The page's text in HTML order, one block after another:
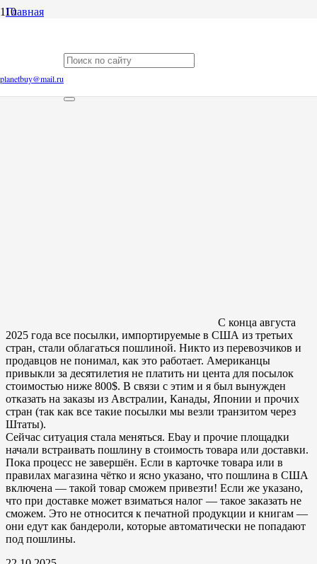
planetbuy@mail.ru
Главная
Актуальное про транзит посылок через
США
С конца августа
2025 года все посылки, импортируемые в США из третьих
стран, стали облагаться пошлиной. Никто из перевозчиков и
продавцов не понимал, как это работает. Американцы
привыкли за десятилетия не платить ни цента для посылок
стоимостью ниже 800$. В связи с этим и я был вынужден
отказать на заказы из Австралии, Канады, Японии и прочих
стран (так как все такие посылки мы везли транзитом через
Штаты).
Сейчас ситуация стала меняться. Ebay и прочие площадки
начали встраивать пошлину в стоимость товара или доставки.
Пока процесс не завершён. Если в карточке товара или в
правилах магазина чётко и ясно указано, что пошлина в США
включена — такой товар сможем привезти! Если же указано,
что при доставке может взиматься налог — такое заказать не
сможем. Это не относится к печатной продукции и книгам —
они едут как бандероли, которые автоматически не попадают
под пошлины.